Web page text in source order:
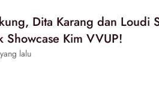
Dita Karang dan Loudi
Showcase Kim VVUP!
lalu